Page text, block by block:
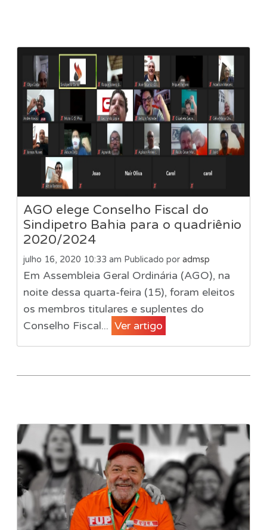
AGO elege Conselho Fiscal do
Sindipetro Bahia para o quadriênio
2020/2024
julho 16, 2020 10:33 am Publicado por admsp
Em Assembleia Geral Ordinária (AGO), na
noite dessa quarta-feira (15), foram eleitos
os membros titulares e suplentes do
Conselho Fiscal... Ver artigo